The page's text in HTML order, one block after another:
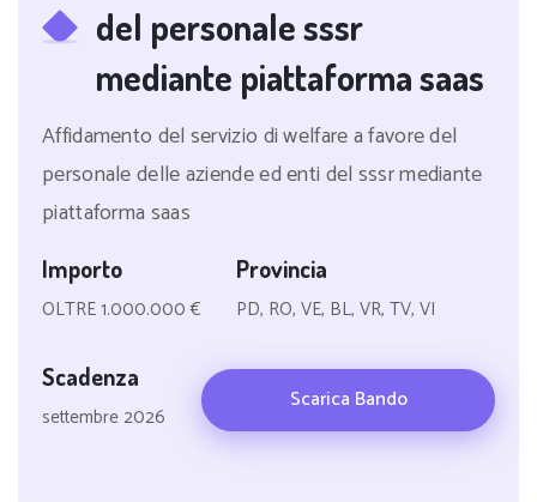
del personale sssr
mediante piattaforma saas
Affidamento del servizio di welfare a favore del
personale delle aziende ed enti del sssr mediante
piattaforma saas
Importo
OLTRE 1.000.000 €
Provincia
PD, RO, VE, BL, VR, TV, VI
Scadenza
settembre 2026
Scarica Bando